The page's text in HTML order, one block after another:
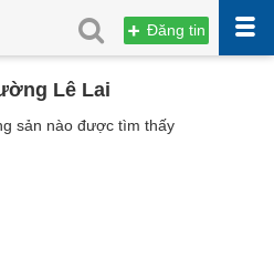
Đăng tin
Lê Lai
sản nào được tìm thấy